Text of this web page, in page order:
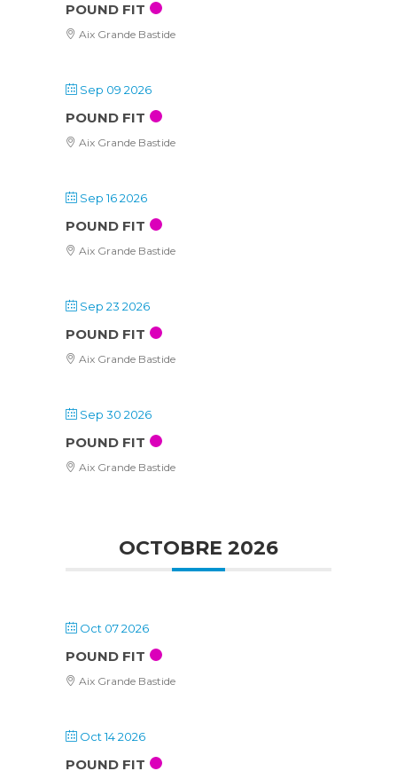
POUND FIT
Aix Grande Bastide
Sep 09 2026
POUND FIT
Aix Grande Bastide
Sep 16 2026
POUND FIT
Aix Grande Bastide
Sep 23 2026
POUND FIT
Aix Grande Bastide
Sep 30 2026
POUND FIT
Aix Grande Bastide
OCTOBRE 2026
Oct 07 2026
POUND FIT
Aix Grande Bastide
Oct 14 2026
POUND FIT